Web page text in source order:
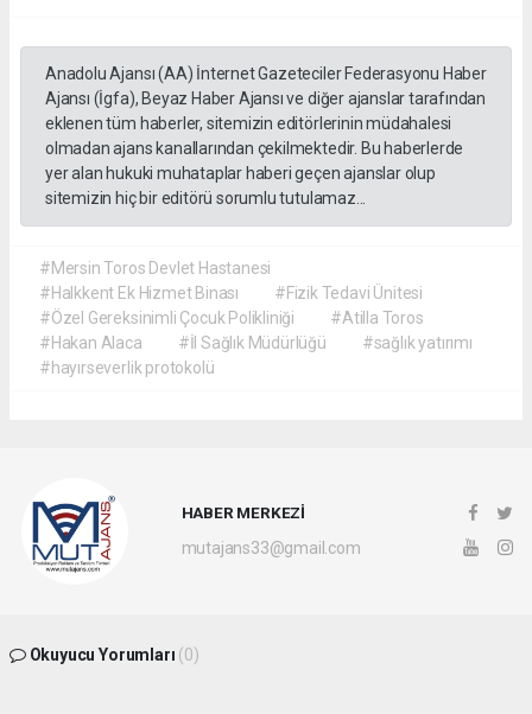
Anadolu Ajansı (AA) İnternet Gazeteciler Federasyonu Haber
Ajansı (İgfa), Beyaz Haber Ajansı ve diğer ajanslar tarafından
eklenen tüm haberler, sitemizin editörlerinin müdahalesi
olmadan ajans kanallarından çekilmektedir. Bu haberlerde
yer alan hukuki muhataplar haberi geçen ajanslar olup
sitemizin hiç bir editörü sorumlu tutulamaz...
#Mersin Toros Devlet Hastanesi
#Halkkent Ek Hizmet Binası
#Fizik Tedavi Ünitesi
#Özel Gereksinimli Çocuk Polikliniği
#Atilla Toros
#Hakan Alaca
#İl Sağlık Müdürlüğü
#sağlık yatırımı
#hayırseverlik protokolü
HABER MERKEZİ
mutajans33@gmail.com
Okuyucu Yorumları (0)